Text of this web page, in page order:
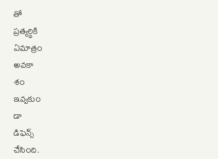
తో
ప్రత్యర్థికి
ఏమాత్రం
అవకా
శం
ఇవ్వకుం
డా
డిఫెన్స్
చేసింది.